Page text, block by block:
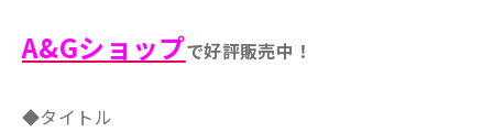
A&Gショップで好評販売中！
◆タイトル